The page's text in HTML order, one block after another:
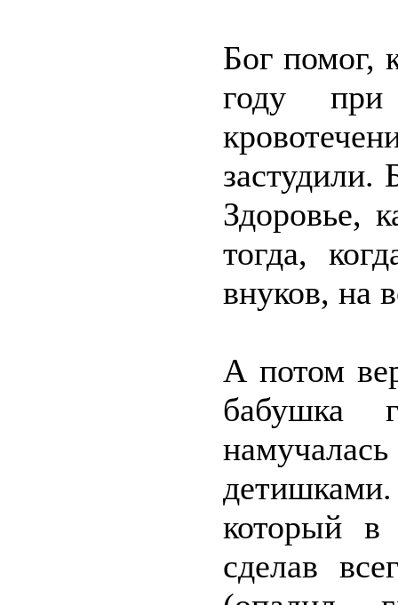
Бог помог,
году
застудили.
Здоровье,
тогда,
внуков, на
А потом
бабушка
который в
сделав